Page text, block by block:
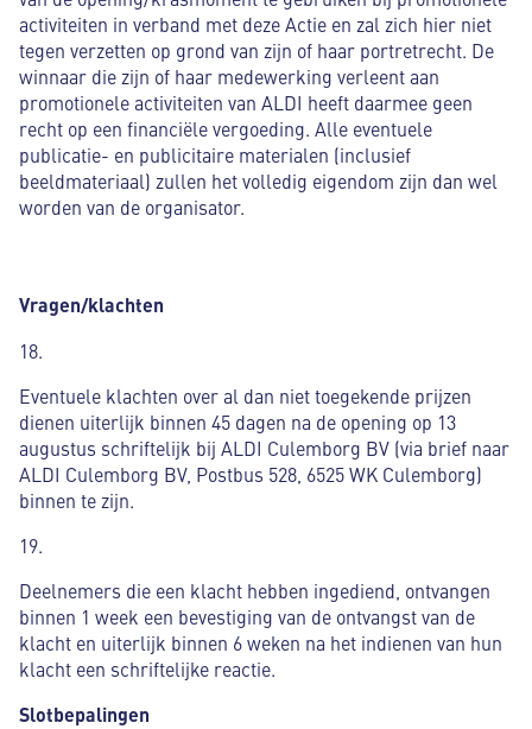
activiteiten in verband met deze Actie en zal zich hier niet
tegen verzetten op grond van zijn of haar portretrecht. De
winnaar die zijn of haar medewerking verleent aan
promotionele activiteiten van ALDI heeft daarmee geen
recht op een financiële vergoeding. Alle eventuele
publicatie- en publicitaire materialen (inclusief
beeldmateriaal) zullen het volledig eigendom zijn dan wel
worden van de organisator.
Vragen/klachten
18.
Eventuele klachten over al dan niet toegekende prijzen
dienen uiterlijk binnen 45 dagen na de opening op 13
augustus schriftelijk bij ALDI Culemborg BV (via brief naar
ALDI Culemborg BV, Postbus 528, 6525 WK Culemborg)
binnen te zijn.
19.
Deelnemers die een klacht hebben ingediend, ontvangen
binnen 1 week een bevestiging van de ontvangst van de
klacht en uiterlijk binnen 6 weken na het indienen van hun
klacht een schriftelijke reactie.
Slotbepalingen